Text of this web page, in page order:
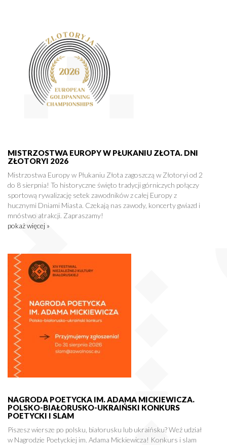
MISTRZOSTWA EUROPY W PŁUKANIU ZŁOTA. DNI
ZŁOTORYI 2026
Mistrzostwa Europy w Płukaniu Złota zagoszczą w Złotoryi od 2
do 8 sierpnia! To historyczne święto tradycji górniczych połączy
sportową rywalizację setek zawodników z całej Europy z
hucznymi Dniami Miasta. Czekają nas zawody, koncerty gwiazd i
mnóstwo atrakcji. Zapraszamy!
pokaż więcej »
NAGRODA POETYCKA IM. ADAMA MICKIEWICZA.
POLSKO-BIAŁORUSKO-UKRAIŃSKI KONKURS
POETYCKI I SLAM
Piszesz wiersze po polsku, białorusku lub ukraińsku? Weź udział
w Nagrodzie Poetyckiej im. Adama Mickiewicza! Konkurs i slam